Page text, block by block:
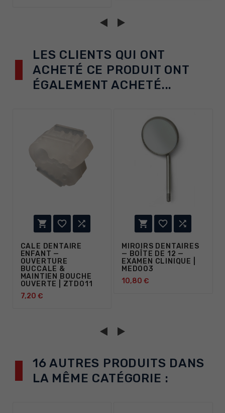
LES CLIENTS QUI ONT
ACHETÉ CE PRODUIT ONT
ÉGALEMENT ACHETÉ...
  
CALE DENTAIRE
ENFANT —
OUVERTURE
BUCCALE &
MAINTIEN BOUCHE
OUVERTE | ZTD011
7,20 €
  
MIROIRS DENTAIRES
— BOÎTE DE 12 —
EXAMEN CLINIQUE |
MED003
10,80 €
16 AUTRES PRODUITS DANS
LA MÊME CATÉGORIE :